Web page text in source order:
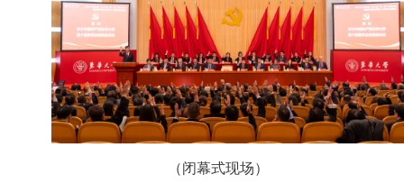
（闭幕式现场）